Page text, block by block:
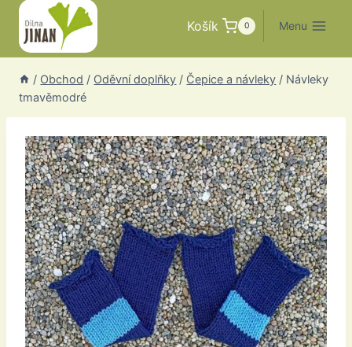
Košík 0 Menu
/ Obchod / Oděvní doplňky / Čepice a návleky / Návleky
tmavěmodré